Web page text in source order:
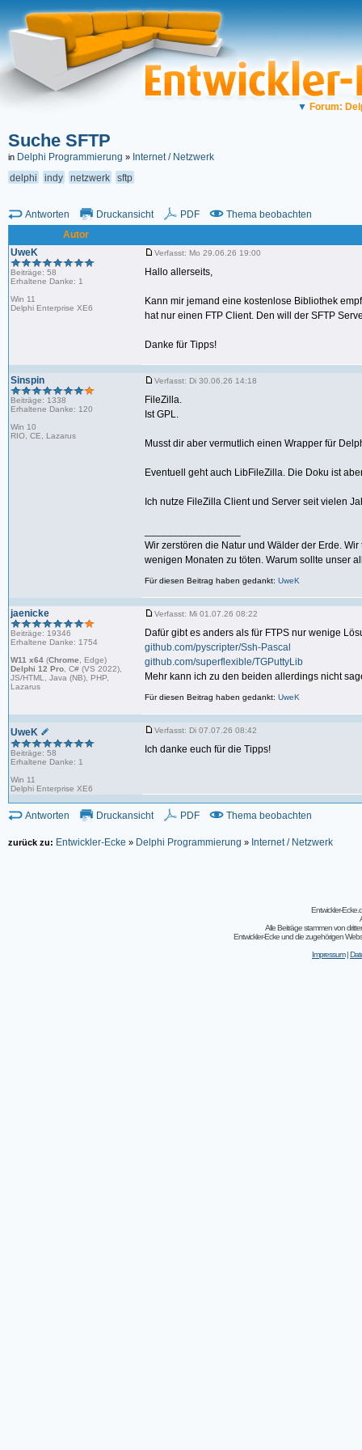
▼ Forum:
Suche SFTP
in Delphi Programmierung » Internet / Netzwerk
delphi
indy netzwerk sftp
Antworten Druckansicht PDF
Thema beobachten
Autor
UweK
Beiträge: 58
Erhaltene Danke: 1
Win 11
Delphi Enterprise XE6
Verfasst: Mo 29.06.26 19:00
Hallo allerseits,
Kann mir jemand eine kostenlose Bibliothek
hat nur einen FTP Client. Den will der SFTP
Danke für Tipps!
Sinspin
Beiträge: 1338
Erhaltene Danke: 120
Win 10
RIO, CE, Lazarus
Verfasst: Di 30.06.26 14:18
FileZilla.
Ist GPL.
Musst dir aber vermutlich einen Wrapper für
Eventuell geht auch LibFileZilla. Die Doku ist
Ich nutze FileZilla Client und Server seit vielen
Wir zerstören die Natur und Wälder der Erde.
wenigen Monaten zu töten. Warum sollte unser
Für diesen Beitrag haben gedankt: UweK
jaenicke
Beiträge: 19346
Erhaltene Danke: 1754
W11 x64 (Chrome , Edge)
Delphi 12 Pro , C# (VS 2022),
JS/HTML, Java (NB), PHP,
Lazarus
Verfasst: Mi 01.07.26 08:22
Dafür gibt es anders als für FTPS nur wenige
github.com/pyscripter/Ssh-Pascal
github.com/superflexible/TGPuttyLib
Mehr kann ich zu den beiden allerdings nicht
Für diesen Beitrag haben gedankt: UweK
UweK
Beiträge: 58
Erhaltene Danke: 1
Win 11
Delphi Enterprise XE6
Verfasst: Di 07.07.26 08:42
Ich danke euch für die Tipps!
Antworten Druckansicht PDF Thema beobachten
zurück zu: Entwickler-Ecke » Delphi Programmierung » Internet / Netzwerk
Entwickler-
Alle Beiträge stammen von
Entwickler-Ecke und die zugehörigen
Impressum|